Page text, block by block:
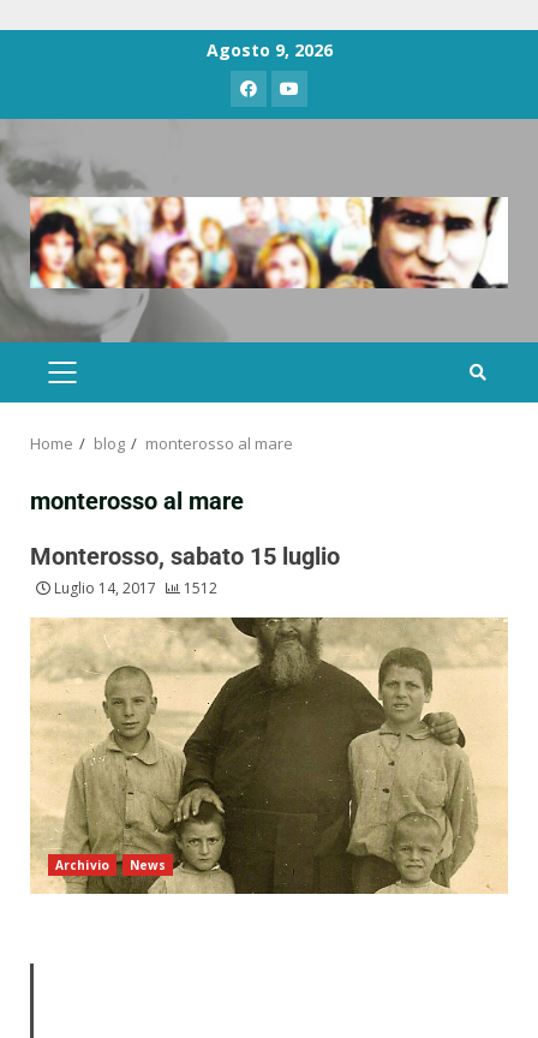
Agosto 9, 2026
Home blog monterosso al mare
monterosso al mare
Monterosso, sabato 15 luglio
Luglio 14, 2017 1512
Archivio News